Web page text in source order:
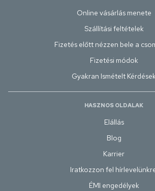
Online vásárlás menete
Szállítási feltételek
Fizetés előtt nézzen bele a
Fizetési módok
Gyakran Ismételt Kérdések
HASZNOS OLDALAK
Elállás
Blog
Karrier
Iratkozzon fel
ÉMI engedélyek